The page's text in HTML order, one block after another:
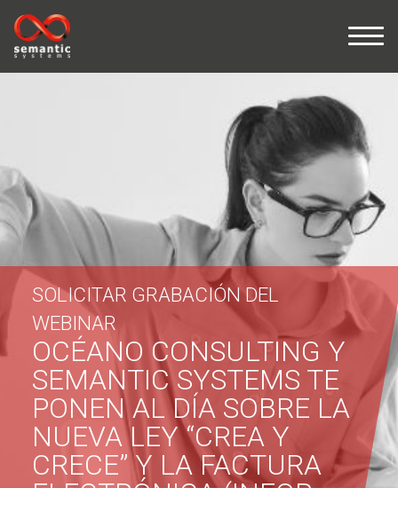
SOLICITAR GRABACIÓN DEL
WEBINAR
OCÉANO CONSULTING Y
SEMANTIC SYSTEMS TE
PONEN AL DÍA SOBRE LA
NUEVA LEY “CREA Y
CRECE” Y LA FACTURA
ELECTRÓNICA (INFOR